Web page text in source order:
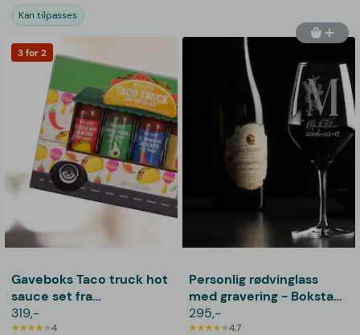
Kan tilpasses
3 for 2
Gaveboks Taco truck hot
sauce set fra
Thoughtfully
319,-
4
Personlig rødvinglass
med gravering - Bokstav,
Navn & Dato
295,-
4,7